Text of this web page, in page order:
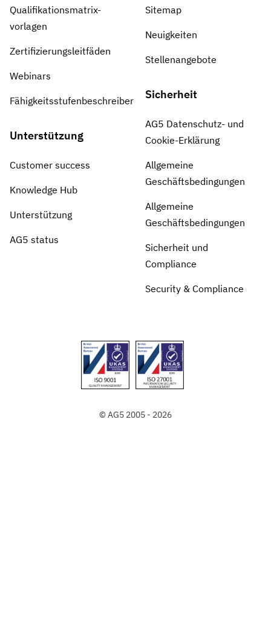
Qualifikationsmatrix-
vorlagen
Zertifizierungsleitfäden
Webinars
Fähigkeitsstufenbeschreiber
Unterstützung
Customer success
Knowledge Hub
Unterstützung
AG5 status
Sitemap
Neuigkeiten
Stellenangebote
Sicherheit
AG5 Datenschutz- und
Cookie-Erklärung
Allgemeine
Geschäftsbedingungen
Allgemeine
Geschäftsbedingungen
Sicherheit und
Compliance
Security & Compliance
© AG5 2005 - 2026